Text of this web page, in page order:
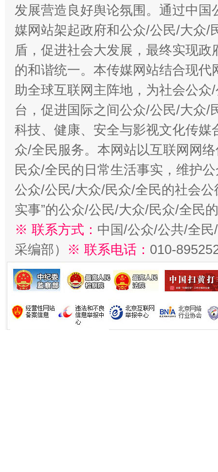
发展营造良好舆论氛围。通过中
媒网站架起政府和公众/公民/大众/
盾，促进社会大发展，最终实现
的和谐统一。本传媒网站结合现
助全球互联网主阵地，为社会公
台，促进国际之间公众/公民/大众/
科技、健康、安全与影视文化传
众/全民服务。本网站以互联网网
民众/全民的日常生活事实，维护
公众/公民/大众/民众/全民的社会公
实事”的公众/公民/大众/民众/全民
※ 联系方式： 中国/公众/公共/全
采编部） ※ 联系电话： 010-